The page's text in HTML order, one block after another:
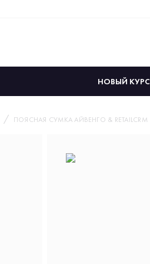
НОВЫЙ КУРС
ПОЯСНАЯ СУМКА АЙВЕНГО & RETAILCRM